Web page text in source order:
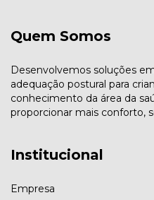
Quem Somos
Desenvolvemos soluções
adequação postural para
conhecimento da área da
proporcionar mais conforto,
Institucional
Empresa